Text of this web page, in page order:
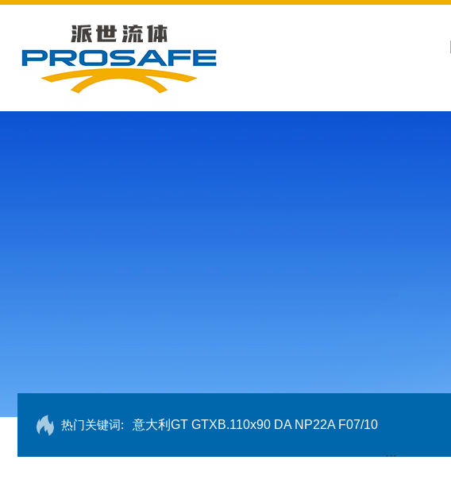
热门关键词: 意大利GT GTXB.110x90 DA NP22A F07/10